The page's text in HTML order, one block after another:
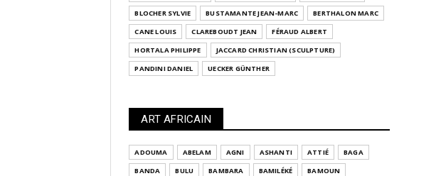
BLOCHER SYLVIE
BUSTAMANTE JEAN-MARC
BERTHALON MARC
CANE LOUIS
CLAREBOUDT JEAN
FÉRAUD ALBERT
HORTALA PHILIPPE
JACCARD CHRISTIAN (SCULPTURE)
PANDINI DANIEL
UECKER GÜNTHER
ART AFRICAIN
ADOUMA ABELAM AGNI ASHANTI ATTIÉ
BAGA
BANDA
BULU BAMBARA BAMILÉKÉ
BAMOUN